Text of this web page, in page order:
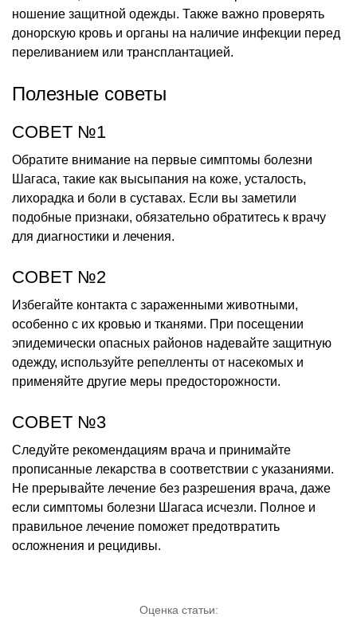
ношение защитной одежды. Также важно проверять
донорскую кровь и органы на наличие инфекции перед
переливанием или трансплантацией.
Полезные советы
СОВЕТ №1
Обратите внимание на первые симптомы болезни
Шагаса, такие как высыпания на коже, усталость,
лихорадка и боли в суставах. Если вы заметили
подобные признаки, обязательно обратитесь к врачу
для диагностики и лечения.
СОВЕТ №2
Избегайте контакта с зараженными животными,
особенно с их кровью и тканями. При посещении
эпидемически опасных районов надевайте защитную
одежду, используйте репелленты от насекомых и
применяйте другие меры предосторожности.
СОВЕТ №3
Следуйте рекомендациям врача и принимайте
прописанные лекарства в соответствии с указаниями.
Не прерывайте лечение без разрешения врача, даже
если симптомы болезни Шагаса исчезли. Полное и
правильное лечение поможет предотвратить
осложнения и рецидивы.
Оценка статьи: